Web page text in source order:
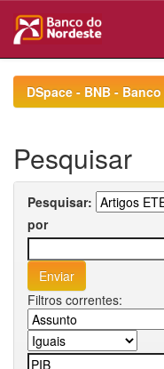
navigationDSpace - BNB -
Pesquisar
Pesquisar:
por
Filtros correntes: